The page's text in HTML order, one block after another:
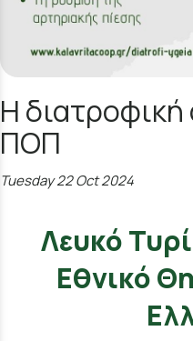
Η διατροφική
ΠΟΠ
Tuesday 22 Oct 2024
Λευκό
Εθνικό